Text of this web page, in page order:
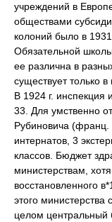
учреждений в
обществами
колоний было в
Обязательной
ее различна в
существует только
В 1924 г. инспекция
33. Для умственно
Рубиновича (франц.
интернатов, 3
классов. Бюджет
министерствам,
восстановленного
этого
целом центральный